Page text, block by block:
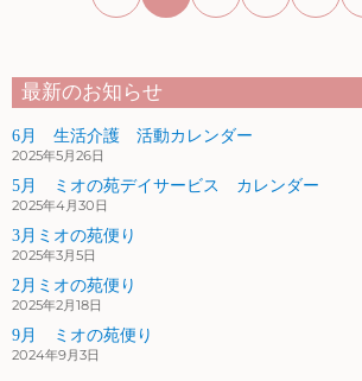
最新のお知らせ
6月 生活介護 活動カレンダー
2025年5月26日
5月 ミオの苑デイサービス カレンダー
2025年4月30日
3月ミオの苑便り
2025年3月5日
2月ミオの苑便り
2025年2月18日
9月 ミオの苑便り
2024年9月3日